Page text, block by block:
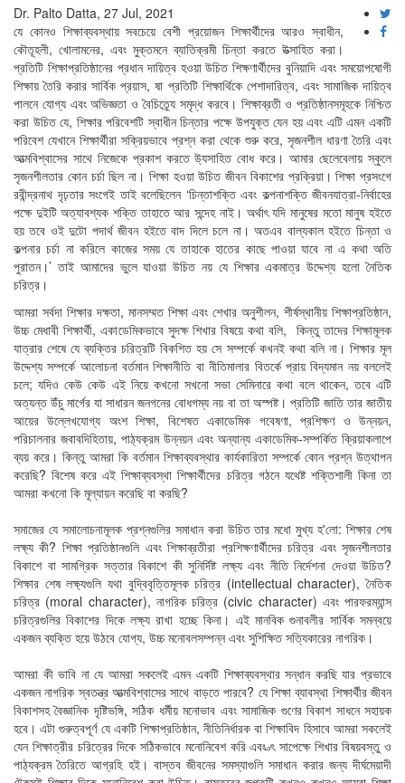
Dr. Palto Datta, 27 Jul, 2021
যে কোনও শিক্ষাব্যবস্থায় সবচেয়ে বেশী প্রয়োজন শিক্ষার্থীদের আরও স্বাধীন,
কৌতূহলী, খোলামনের, এবং মুক্তমনে ব্যাতিক্রমী চিন্তা করতে উত্সাহিত করা।
প্রতিটি শিক্ষাপ্রতিষ্ঠানের প্রধান দায়িত্ব হওয়া উচিত শিক্ষণার্থীদের বুনিয়াদি এবং সময়োপষোগী
শিক্ষায় তৈরি করার সার্বিক প্রয়াস, ষা প্রতিটি শিক্ষার্থিকে পেশাদারিত্ব, এবং সামাজিক দায়িত্ব
পালনে যোগ্য এবং অভিজ্ঞতা ও বৈচিত্র্যে সমৃদ্ধ করবে। শিক্ষাব্রতী ও প্রতিষ্ঠানসমূহকে নিশ্চিত
করা উচিত যে, শিক্ষার পরিবেশটি স্বাধীন চিন্তার পক্ষে উপযুক্ত যেন হয় এবং এটি এমন একটি
পরিবেশ যেখানে শিক্ষার্থীরা সক্রিয়ভাবে প্রশ্ন করা থেকে শুরু করে, সৃজনশীল ধারণা তৈরি এবং
আত্মবিশ্বাসের সাথে নিজেকে প্রকাশ করতে উ্যসাহিত বোধ করে। আমার ছেলেবেলায় স্কুলে
সৃজনশীলতার কোন চর্চা ছিল না। শিক্ষা হওয়া উচিত জীবন বিকাশের প্রক্রিয়া। শিক্ষা প্রসংগে
রবীন্দ্রনাথ দৃঢ়তার সংগেই তাই বলেছিলেন ‘চিন্তাশক্তি এবং কল্পনাশক্তি জীবনযাত্রা-নির্বাহের
পক্ষে দুইটি অত্যাবশ্যক শক্তি তাহাতে আর সন্দেহ নাই। অর্থাৎ যদি মানুষের মতো মানুষ হইতে
হয় তবে ওই দুটো পদার্থ জীবন হইতে বাদ দিলে চলে না। অতএব বাল্যকাল হইতে চিন্তা ও
কল্পনার চর্চা না করিলে কাজের সময় যে তাহাকে হাতের কাছে পাওয়া যাবে না এ কথা অতি
পুরাতন।’ তাই আমাদের ভুলে যাওয়া উচিত নয় যে শিক্ষার একমাত্র উদ্দেশ্য হলো নৈতিক
চরিত্র।
আমরা সর্বদা শিক্ষার দক্ষতা, মানসম্মত শিক্ষা এবং শেখার অনুশীলন, শীর্ষস্থানীয় শিক্ষাপ্রতিষ্ঠান,
উচ্চ মেধাবী শিক্ষার্থী, একাডেমিকভাবে সুদক্ষ শিখার বিষয়ে কথা বলি, কিন্তু তাদের শিক্ষামূলক
যাত্রার শেষে যে ব্যক্তির চরিত্রটি বিকশিত হয় সে সম্পর্কে কখনই কথা বলি না। শিক্ষার মূল
উদ্দেশ্য সম্পর্কে আলোচনা বর্তমান শিক্ষানীতি বা নীতিমালার বিতর্কে প্রায় বিদ্যমান নয় বললেই
চলে; যদিও কেউ কেউ এই নিয়ে কখনো সখনো সভা সেমিনারে কথা বলে থাকেন, তবে এটি
অত্যন্ত উঁচু মার্গের যা সাধারন জনগনের বোধগম্য নয় বা তা অস্পষ্ট। প্রতিটি জাতি তার জাতীয়
আয়ের উল্লেখযোগ্য অংশ শিক্ষা, বিশেষত একাডেমিক গবেষণা, প্রশিক্ষণ ও উন্নয়ন,
পরিচালনার জবাবদিহিতায়, পাঠ্যক্রম উন্নয়ন এবং অন্যান্য একাডেমিক-সম্পর্কিত ক্রিয়াকলাপে
ব্যয় করে। কিন্তু আমরা কি বর্তমান শিক্ষাব্যবস্থার কার্যকারিতা সম্পর্কে কোন প্রশ্ন উত্থাপন
করেছি? বিশেষ করে এই শিক্ষাব্যবস্থা শিক্ষার্থীদের চরিত্র গঠনে যথেষ্ট শক্তিশালী কিনা তা
আমরা কখনো কি মূল্যায়ন করেছি বা করছি?
সমাজের যে সমালোচনামূলক প্রশ্নগুলির সমাধান করা উচিত তার মধো মুখ্য হ'লো: শিক্ষার শেষ
লক্ষ্য কী? শিক্ষা প্রতিষ্ঠানগুলি এবং শিক্ষাব্রতীরা প্রশিক্ষণার্থীদের চরিত্র এবং সৃজনশীলতার
বিকাশে বা সামগ্রিক সত্তার বিকাশে কী সুনির্দিষ্ট লক্ষ্য এবং নীতি নির্দেশনা দেওয়া উচিত?
শিক্ষার শেষ লক্ষ্যগুলি যথা বুদ্বিবৃত্তিমূলক চরিত্র (intellectual character), নৈতিক
চরিত্র (moral character), নাগরিক চরিত্র (civic character) এবং পারফরম্যান্স
চরিত্রগুলির বিকাশের দিকে লক্ষ্য রাখা হচ্ছে কিনা। এই মানবিক গুনাবলীর সার্বিক সমন্বয়ে
একজন ব্যক্তি হয়ে উঠবে যোগ্য, উচ্চ মনোবলসম্পন্ন এবং সুশিক্ষিত সত্যিকারের নাগরিক।
আমরা কী ভাবি না যে আমরা সকলেই এমন একটি শিক্ষাব্যবস্থার সন্ধান করছি যার প্রভাবে
একজন নাগরিক স্বতন্ত্র আত্মবিশ্বাসের সাথে বাড়তে পারবে? যে শিক্ষা ব্যাবস্থা শিক্ষার্থীর জীবন
বিকাশসহ বৈজ্ঞানিক দৃষ্টিভঙ্গি, সঠিক ধর্মীয় মনোভাব এবং সামাজিক গুণের বিকাশ সাধনে সহায়ক
হবে। এটা গুরুত্বপূর্ণ যে একটি শিক্ষাপ্রতিষ্ঠান, নীতিনির্ধারক বা শিক্ষাবিদ হিসাবে আমরা সকলেই
যেন শিক্ষাত্রীর চরিত্রের দিকে সঠিকভাবে মনোনিবেশ করি এবং ত্ৎ সাপেক্ষে শিখার বিষয়বস্তু ও
পাঠ্যক্রম তৈরিতে আগ্রহি হই। বাস্তব জীবনের সমস্যাগুলি সমাধান করার জন্য দীর্ঘমেয়াদী